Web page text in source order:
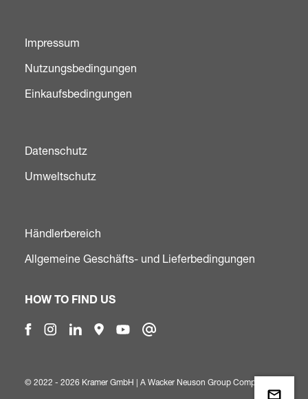
Impressum
Nutzungsbedingungen
Einkaufsbedingungen
Datenschutz
Umweltschutz
Händlerbereich
Allgemeine Geschäfts- und Lieferbedingungen
HOW TO FIND US
© 2022 - 2026 Kramer GmbH | A Wacker Neuson Group Company